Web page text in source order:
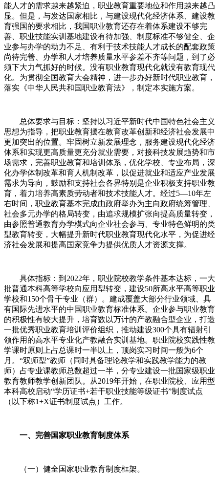
能人才的需求越来越紧迫，职业教育重要地位和作用越来越凸
显。但是，与发达国家相比，与建设现代化经济体系、建设教
育强国的要求相比，我国职业教育还存在着体系建设不够完
善、职业技能实训基地建设有待加强、制度标准不够健全、企
业参与办学的动力不足、有利于技术技能人才成长的配套政策
尚待完善、办学和人才培养质量水平参差不齐等问题，到了必
须下大力气抓好的时候。没有职业教育现代化就没有教育现代
化。为贯彻全国教育大会精神，进一步办好新时代职业教育，
落实《中华人民共和国职业教育法》，制定本实施方案。
总体要求与目标：坚持以习近平新时代中国特色社会主义
思想为指导，把职业教育摆在教育改革创新和经济社会发展中
更加突出的位置。牢固树立新发展理念，服务建设现代化经济
体系和实现更高质量更充分就业需要，对接科技发展趋势和市
场需求，完善职业教育和培训体系，优化学校、专业布局，深
化办学体制改革和育人机制改革，以促进就业和适应产业发展
需求为导向，鼓励和支持社会各界特别是企业积极支持职业教
育，着力培养高素质劳动者和技术技能人才。经过5—10年左
右时间，职业教育基本完成由政府举办为主向政府统筹管理、
社会多元办学的格局转变，由追求规模扩张向提高质量转变，
由参照普通教育办学模式向企业社会参与、专业特色鲜明的类
型教育转变，大幅提升新时代职业教育现代化水平，为促进经
济社会发展和提高国家竞争力提供优质人才资源支撑。
具体指标：到2022年，职业院校教学条件基本达标，一大
批普通本科高等学校向应用型转变，建设50所高水平高等职业
学校和150个骨干专业（群）。建成覆盖大部分行业领域、具
有国际先进水平的中国职业教育标准体系。企业参与职业教育
的积极性有较大提升，培育数以万计的产教融合型企业，打造
一批优秀职业教育培训评价组织，推动建设300个具有辐射引
领作用的高水平专业化产教融合实训基地。职业院校实践性教
学课时原则上占总课时一半以上，顶岗实习时间一般为6个
月。“双师型”教师（同时具备理论教学和实践教学能力的教
师）占专业课教师总数超过一半，分专业建设一批国家级职业
教育教师教学创新团队。从2019年开始，在职业院校、应用型
本科高校启动“学历证书+若干职业技能等级证书”制度试点
（以下称1+X证书制度试点）工作。
一、完善国家职业教育制度体系
（一）健全国家职业教育制度框架。